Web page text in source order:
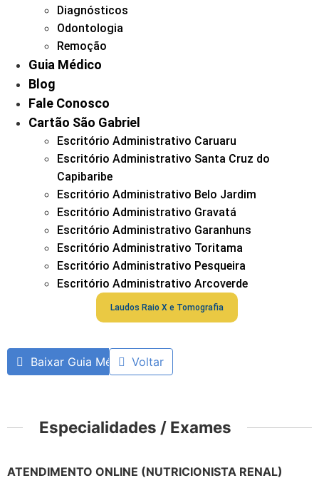
Diagnósticos
Odontologia
Remoção
Guia Médico
Blog
Fale Conosco
Cartão São Gabriel
Escritório Administrativo Caruaru
Escritório Administrativo Santa Cruz do
Capibaribe
Escritório Administrativo Belo Jardim
Escritório Administrativo Gravatá
Escritório Administrativo Garanhuns
Escritório Administrativo Toritama
Escritório Administrativo Pesqueira
Escritório Administrativo Arcoverde
Laudos Raio X e Tomografia
Baixar Guia MédicoVoltar
Especialidades / Exames
ATENDIMENTO ONLINE (NUTRICIONISTA RENAL)